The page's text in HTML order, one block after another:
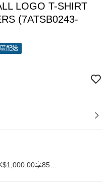
LOGO T-SHIRT
(7ATSB0243-
配送
享85